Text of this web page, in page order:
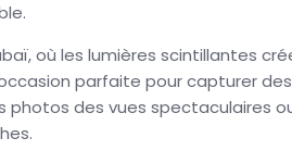
où les lumières scintillantes
parfaite pour capturer des
photos des vues spectaculaires